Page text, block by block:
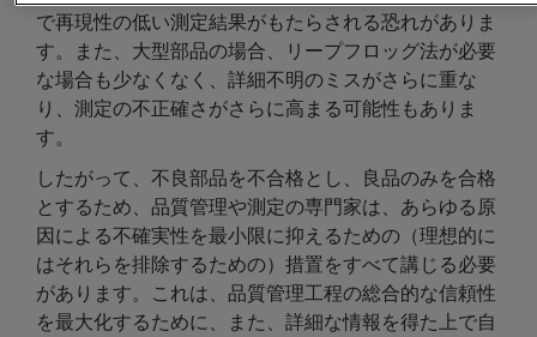
で再現性の低い測定結果がもたらされる恐れがありま
す。また、大型部品の場合、リープフロッグ法が必要
な場合も少なくなく、詳細不明のミスがさらに重な
り、測定の不正確さがさらに高まる可能性もありま
す。
したがって、不良部品を不合格とし、良品のみを合格
とするため、品質管理や測定の専門家は、あらゆる原
因による不確実性を最小限に抑えるための（理想的に
はそれらを排除するための）措置をすべて講じる必要
があります。これは、品質管理工程の総合的な信頼性
を最大化するために、また、詳細な情報を得た上で自